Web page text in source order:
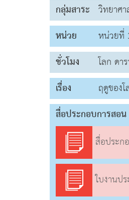
กลุ่มสาระ วิทยาศ
หน่วย
หน่วยที่
ชั่วโมง
โลก ดา
เรื่อง
ฤดูของ
สื่อประกอบการสอน
สื่อประก
ใบงานปร